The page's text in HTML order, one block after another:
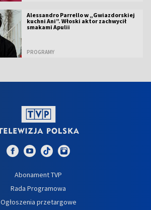
Alessandro Parrello w „Gwiazdorskiej
kuchni Ani”. Włoski aktor zachwycił
smakami Apulii
PROGRAMY
Abonament TVP
Rada Programowa
Ogłoszenia przetargowe